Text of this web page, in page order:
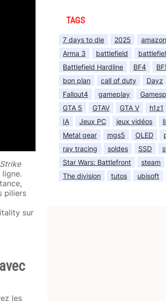
piliers
sur
TAGS
7 days to die 2025 amazon
Arma 3
battlefield
Battlefield Hardline
BF4
bon plan
call of duty Dayz
Fallout4
gameplay
GTA 5
GTAV GTA V h1z1
IA
Jeux PC jeux vidéos
Metal gear
mgs5 OLED
ray tracing
soldes SSD
Star Wars: Battlefront
steam
The division
tutos ubisoft